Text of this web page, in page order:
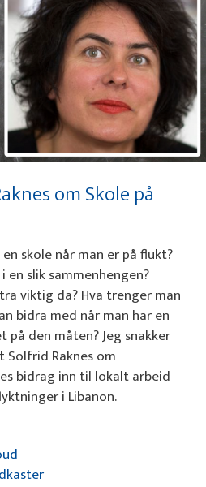
om Skole på
skole når man er på flukt?
en slik sammenhengen?
viktig da? Hva trenger man
bidra med når man har en
den måten? Jeg snakker
Solfrid Raknes om
bidrag inn til lokalt arbeid
i Libanon.